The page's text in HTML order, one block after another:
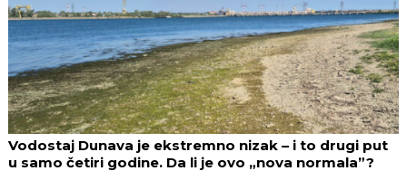
Vodostaj Dunava je ekstremno nizak – i to drugi put
u samo četiri godine. Da li je ovo „nova normala”?